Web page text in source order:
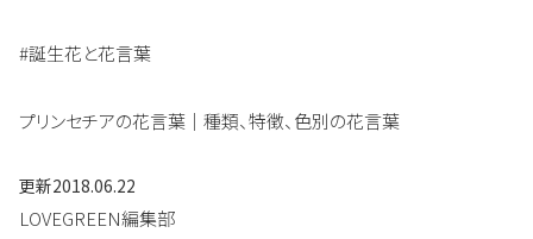
#誕生花と花言葉
プリンセチアの花言葉｜種類、特徴、色別の花言葉
更新2018.06.22
LOVEGREEN編集部